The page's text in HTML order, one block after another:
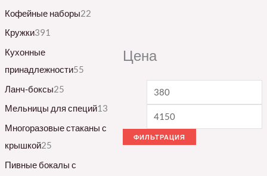
Кофейные наборы22
Кружки391
Кухонные
принадлежности55
Ланч-боксы25
Мельницы для специй13
Многоразовые стаканы с
крышкой25
Пивные бокалы с
Цена
ФИЛЬТРАЦИЯ